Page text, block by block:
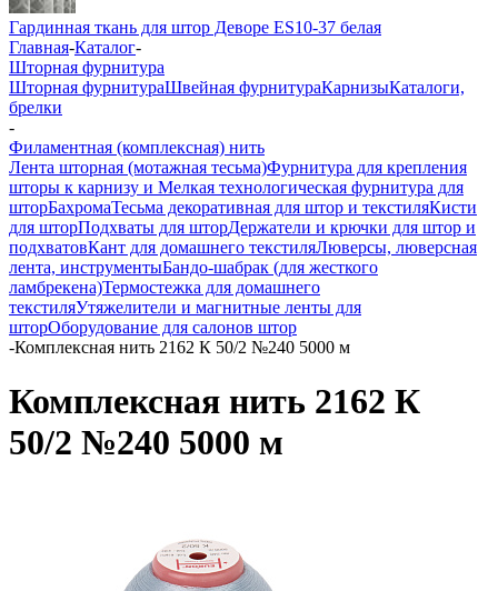
Гардинная ткань для штор Деворе ES10-37 белая
Главная-Каталог-
Шторная фурнитура
Шторная фурнитураШвейная фурнитураКарнизыКаталоги,
брелки
-
Филаментная (комплексная) нить
Лента шторная (мотажная тесьма)Фурнитура для крепления
шторы к карнизу и Мелкая технологическая фурнитура для
шторБахромаТесьма декоративная для штор и текстиляКисти
для шторПодхваты для шторДержатели и крючки для штор и
подхватовКант для домашнего текстиляЛюверсы, люверсная
лента, инструментыБандо-шабрак (для жесткого
ламбрекена)Термостежка для домашнего
текстиляУтяжелители и магнитные ленты для
шторОборудование для салонов штор
-Комплексная нить 2162 К 50/2 №240 5000 м
Комплексная нить 2162 К
50/2 №240 5000 м